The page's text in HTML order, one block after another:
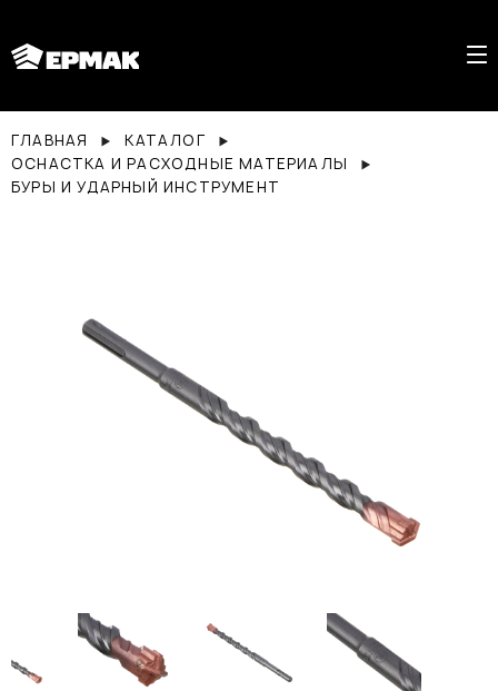
ГЛАВНАЯ
КАТАЛОГ
ОСНАСТКА И РАСХОДНЫЕ МАТЕРИАЛЫ
БУРЫ И УДАРНЫЙ ИНСТРУМЕНТ